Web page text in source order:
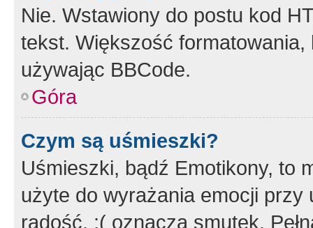
Nie. Wstawiony do postu kod
tekst. Większość
używając BBCode.
Góra
Czym są uśmieszki?
Uśmieszki, bądź Emotikony, to
użyte do wyrażania emocji
radość, :( oznacza smutek.